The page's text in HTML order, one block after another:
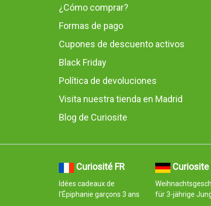
¿Cómo comprar?
Formas de pago
Cupones de descuento activos
Black Friday
Política de devoluciones
Visita nuestra tienda en Madrid
Blog de Curiosite
Curiosité FR
Idées cadeaux de
l'Épiphanie garçons 3 ans
Curiosite
für 3-jährige